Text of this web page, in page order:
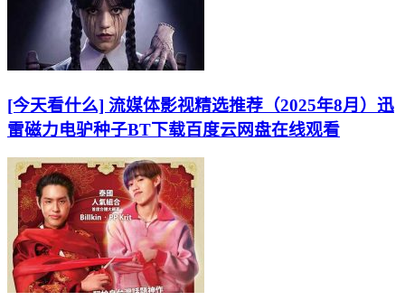
[今天看什么] 流媒体影视精选推荐（2025年8月）迅
雷磁力电驴种子BT下载百度云网盘在线观看